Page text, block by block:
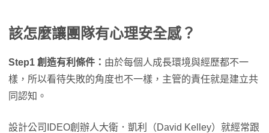
該怎麼讓團隊有心理安全感？
Step1 創造有利條件： 由於每個人成長環境與經歷都不一
樣，所以看待失敗的角度也不一樣，主管的責任就是建立共
同認知。
設計公司IDEO創辦人大衛．凱利（David Kelley）就經常跟